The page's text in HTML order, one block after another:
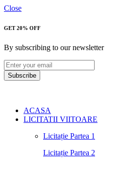
Close
GET 20% OFF
By subscribing to our newsletter
Subscribe
ACASA
LICITATII VIITOARE
Licitație Partea 1
Licitație Partea 2